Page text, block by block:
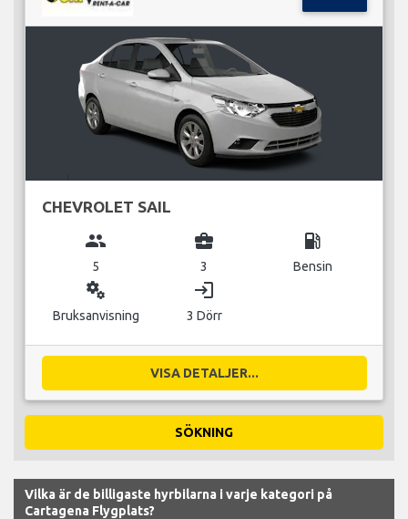
CHEVROLET SAIL
group
5
business_center
3
local_gas_station
Bensin
miscellaneous_services
Bruksanvisning
login
3 Dörr
VISA DETALJER...
SÖKNING
Vilka är de billigaste hyrbilarna i varje kategori på
Cartagena Flygplats?